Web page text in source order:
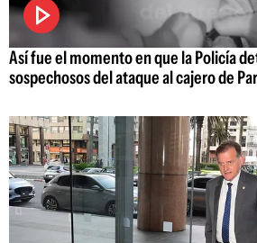
Así fue el momento en que la Policía
sospechosos del ataque al cajero de